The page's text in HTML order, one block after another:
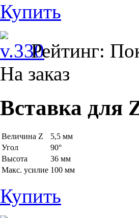
Купить
Рейтинг:
На заказ
Вставка для
Величина Z
5,5 мм
Угол
90°
Высота
36 мм
Макс. усилие 100 мм
Купить